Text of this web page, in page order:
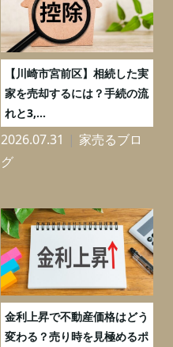
【川崎市宮前区】相続した実
家を売却するには？手続の流
れと3,...
2026.07.31
家売るブロ
グ
金利上昇で不動産価格はどう
変わる？売り時を見極めるポ